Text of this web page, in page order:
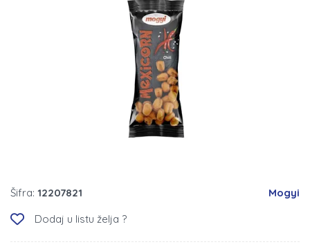
Šifra: 12207821
Dodaj u listu želja ?
Mogyi